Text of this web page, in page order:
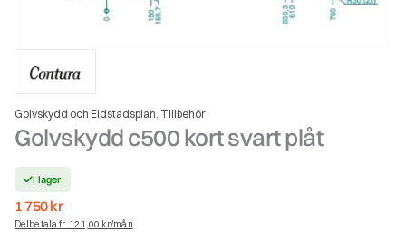
Golvskydd och Eldstadsplan, Tillbehör
Golvskydd c500 kort svart plåt
I lager
1 750kr
Delbetala fr. 121,00 kr/mån